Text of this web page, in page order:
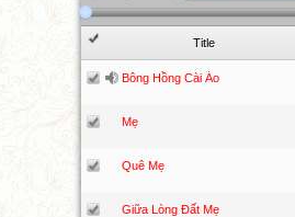
Title
Bông Hồng Cài Áo
Mẹ
Quê Mẹ
Giữa Lòng Đất Mẹ